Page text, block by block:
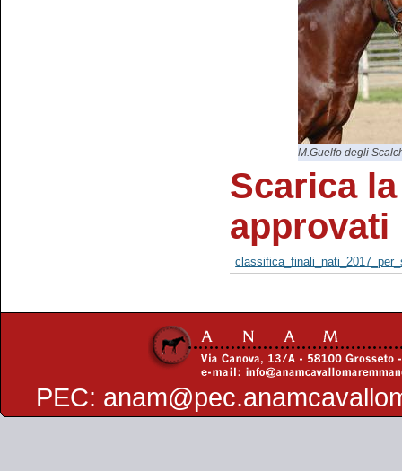
M.Guelfo degli
Scarica
approvati
PEC: